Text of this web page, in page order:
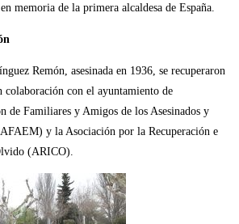
memoria de la primera alcaldesa de España.
Remón, asesinada en 1936, se recuperaron
colaboración con el ayuntamiento de
de Familiares y Amigos de los Asesinados y
y la Asociación por la Recuperación e
(ARICO).